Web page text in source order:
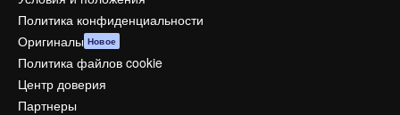
Политика конфиденциальности
Оригиналы Новое
Политика файлов cookie
Центр доверия
Партнеры